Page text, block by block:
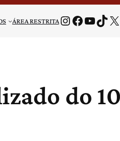
ÁREA RESTRITAInstagram Facebook Youtube TikTok X
do